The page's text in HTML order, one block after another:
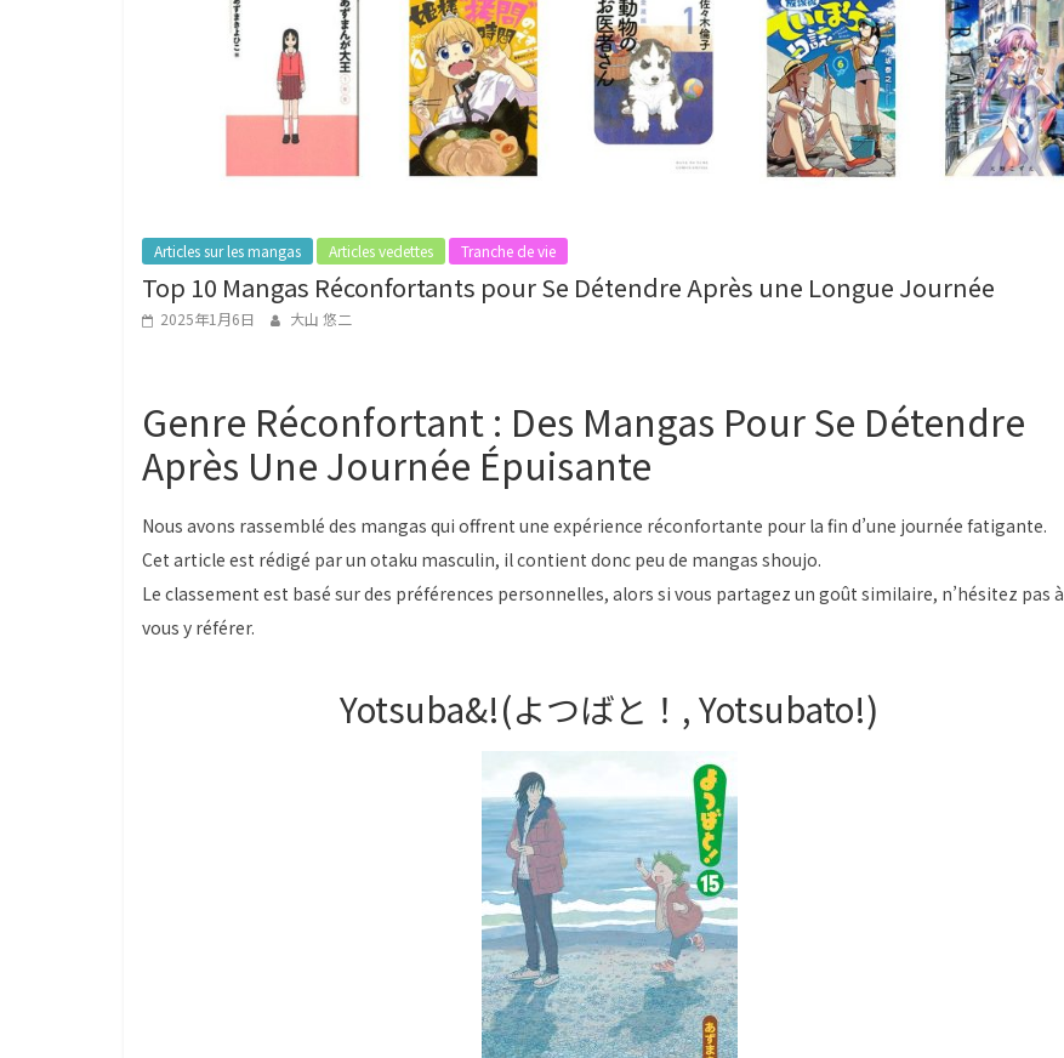
Articles sur les mangas Articles vedettes Tranche de vie
Top 10 Mangas Réconfortants pour Se Détendre Après une Longue Journée
2025年1月6日 大山 悠二
Genre Réconfortant : Des Mangas Pour Se Détendre
Après Une Journée Épuisante
Nous avons rassemblé des mangas qui offrent une expérience réconfortante pour la fin d’une journée fatigante.
Cet article est rédigé par un otaku masculin, il contient donc peu de mangas shoujo.
Le classement est basé sur des préférences personnelles, alors si vous partagez un goût similaire, n’hésitez pas à
vous y référer.
Yotsuba&!(よつばと！, Yotsubato!)